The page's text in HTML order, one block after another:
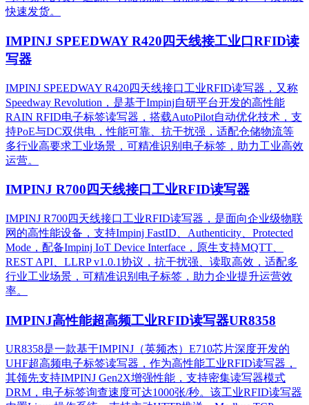
快速发货。
IMPINJ SPEEDWAY R420四天线接工业口RFID读
写器
IMPINJ SPEEDWAY R420四天线接口工业RFID读写器，又称
Speedway Revolution，是基于Impinj自研平台开发的高性能
RAIN RFID电子标签读写器，搭载AutoPilot自动优化技术，支
持PoE与DC双供电，性能可靠、抗干扰强，适配仓储物流等
多行业高要求工业场景，可精准识别电子标签，助力工业高效
运营。​
IMPINJ R700四天线接口工业RFID读写器
IMPINJ R700四天线接口工业RFID读写器，是面向企业级物联
网的高性能设备，支持Impinj FastID、Authenticity、Protected
Mode，配备Impinj IoT Device Interface，原生支持MQTT、
REST API、LLRP v1.0.1协议，抗干扰强、读取高效，适配多
行业工业场景，可精准识别电子标签，助力企业提升运营效
率。
IMPINJ高性能超高频工业RFID读写器UR8358
UR8358是一款基于IMPINJ（英频杰）E710芯片深度开发的
UHF超高频电子标签读写器，作为高性能工业RFID读写器，
其领先支持IMPINJ Gen2X增强性能，支持密集读写器模式
DRM，电子标签询查速度可达1000张/秒。该工业RFID读写器